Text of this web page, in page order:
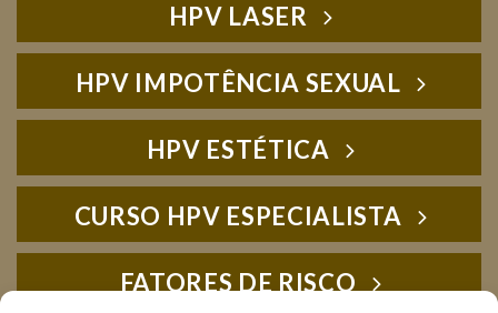
HPV LASER
HPV IMPOTÊNCIA SEXUAL
HPV ESTÉTICA
CURSO HPV ESPECIALISTA
FATORES DE RISCO